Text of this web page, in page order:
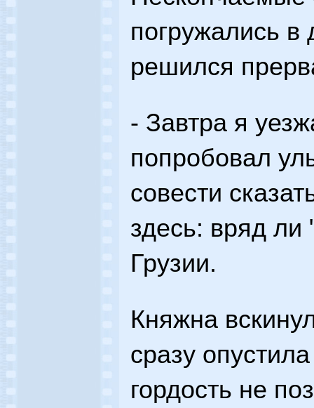
погружались
решился
- Завтра я
попробовал
совести
здесь: вряд ли
Грузии.
Княжна
сразу
гордость не